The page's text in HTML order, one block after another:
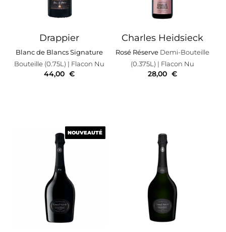
Drappier
Blanc de Blancs Signature
Bouteille (0.75L) | Flacon Nu
44,00 €
Charles Heidsieck
Rosé Réserve Demi-Bouteille
(0.375L) | Flacon Nu
28,00 €
NOUVEAUTÉ
NOUVEAUTÉ